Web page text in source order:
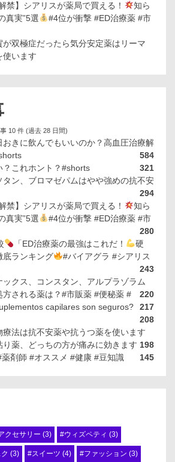
禁】シアリスが薬局で買える！
知ら
真実”5選
#4位が衝撃 #ED治療薬 #市
が双極症だったら気分安定薬はリーマ
使います
10 件 (過去 28 日間)
おきに飲んでもいいのか？高血圧治療解
584
？これホント？#shorts
321
タン、ブロマゼパムはやや強めの抗不安
294
禁】シアリスが薬局で買える！
知ら
真実”5選
#4位が衝撃 #ED治療薬 #市
280
「ED治療薬の最強はこれだ！
硬
底ランキング
#バイアグラ #シアリス
243
ックス、コンスタン、アルプラゾラム
220
される薬は？#市販薬 #便秘薬 #
217
capilares son seguros?
208
療法は抗不安薬や抗うつ薬を使います
198
り薬、どっちの方が痛みに効きます
剤師 #オススメ #健康 #豆知識
145
クセサリー (3) #ウィズペティ (3)
(3) #スイーツ (4) #ファッション (3)